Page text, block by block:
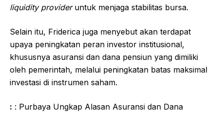
liquidity provideruntuk menjaga stabilitas bursa.
Selain itu, Friderica juga menyebut akan terdapat
upaya peningkatan peran investor institusional,
khususnya asuransi dan dana pensiun yang dimiliki
oleh pemerintah, melalui peningkatan batas maksimal
investasi di instrumen saham.
: : Purbaya Ungkap Alasan Asuransi dan Dana